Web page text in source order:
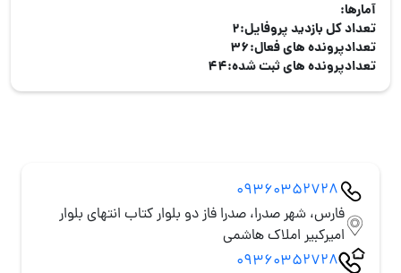
آمارها:
تعداد کل بازدید پروفایل:2
تعدادپرونده های فعال:36
تعدادپرونده های ثبت شده:44
09360352728
فارس، شهر صدرا، صدرا فاز دو بلوار کتاب انتهای بلوار
امیرکبیر املاک هاشمی
09360352728